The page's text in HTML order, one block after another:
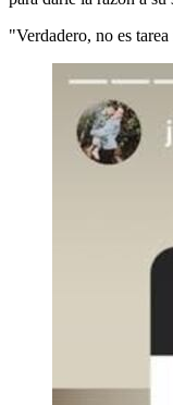
"Verdadero, no es